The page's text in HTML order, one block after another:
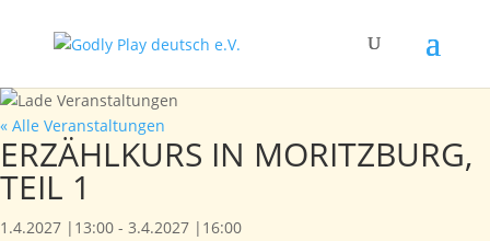
« Alle Veranstaltungen
ERZÄHLKURS IN MORITZBURG,
TEIL 1
1.4.2027 |13:00 - 3.4.2027 |16:00